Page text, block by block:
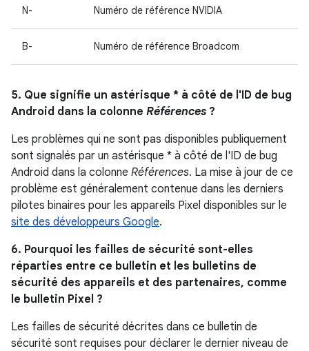
N- Numéro de référence NVIDIA
B- Numéro de référence Broadcom
5. Que signifie un astérisque * à côté de l'ID de bug
Android dans la colonne Références ?
Les problèmes qui ne sont pas disponibles publiquement
sont signalés par un astérisque * à côté de l'ID de bug
Android dans la colonne Références. La mise à jour de ce
problème est généralement contenue dans les derniers
pilotes binaires pour les appareils Pixel disponibles sur le
site des développeurs Google.
6. Pourquoi les failles de sécurité sont-elles
réparties entre ce bulletin et les bulletins de
sécurité des appareils et des partenaires, comme
le bulletin Pixel ?
Les failles de sécurité décrites dans ce bulletin de
sécurité sont requises pour déclarer le dernier niveau de